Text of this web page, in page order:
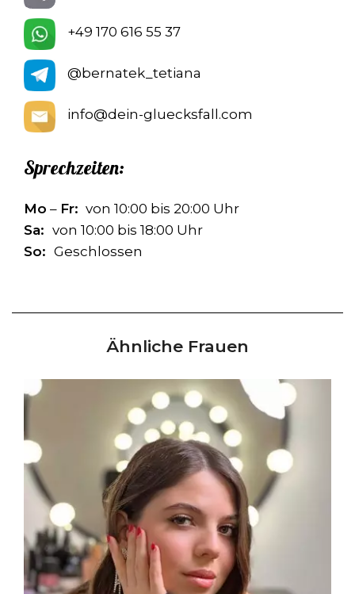
+49 170 616 55 37
@bernatek_tetiana
info@dein-gluecksfall.com
Sprechzeiten:
Mo – Fr: von 10:00 bis 20:00 Uhr
Sa: von 10:00 bis 18:00 Uhr
So: Geschlossen
Ähnliche Frauen